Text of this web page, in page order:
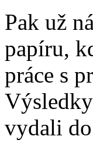
Pak už
papíru,
práce s
vydali